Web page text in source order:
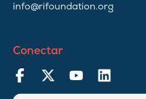
info@rifoundation.org
Conectar